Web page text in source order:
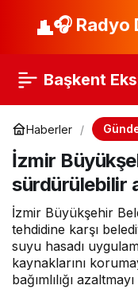
🎧 Radyo
Başkent
Haberler
İzmir
sürdürülebilir
İzmir Büyükşehir
tehdidine karşı
suyu hasadı
kaynaklarını
bağımlılığı
Ekipler Yaz Kış
Sahada…